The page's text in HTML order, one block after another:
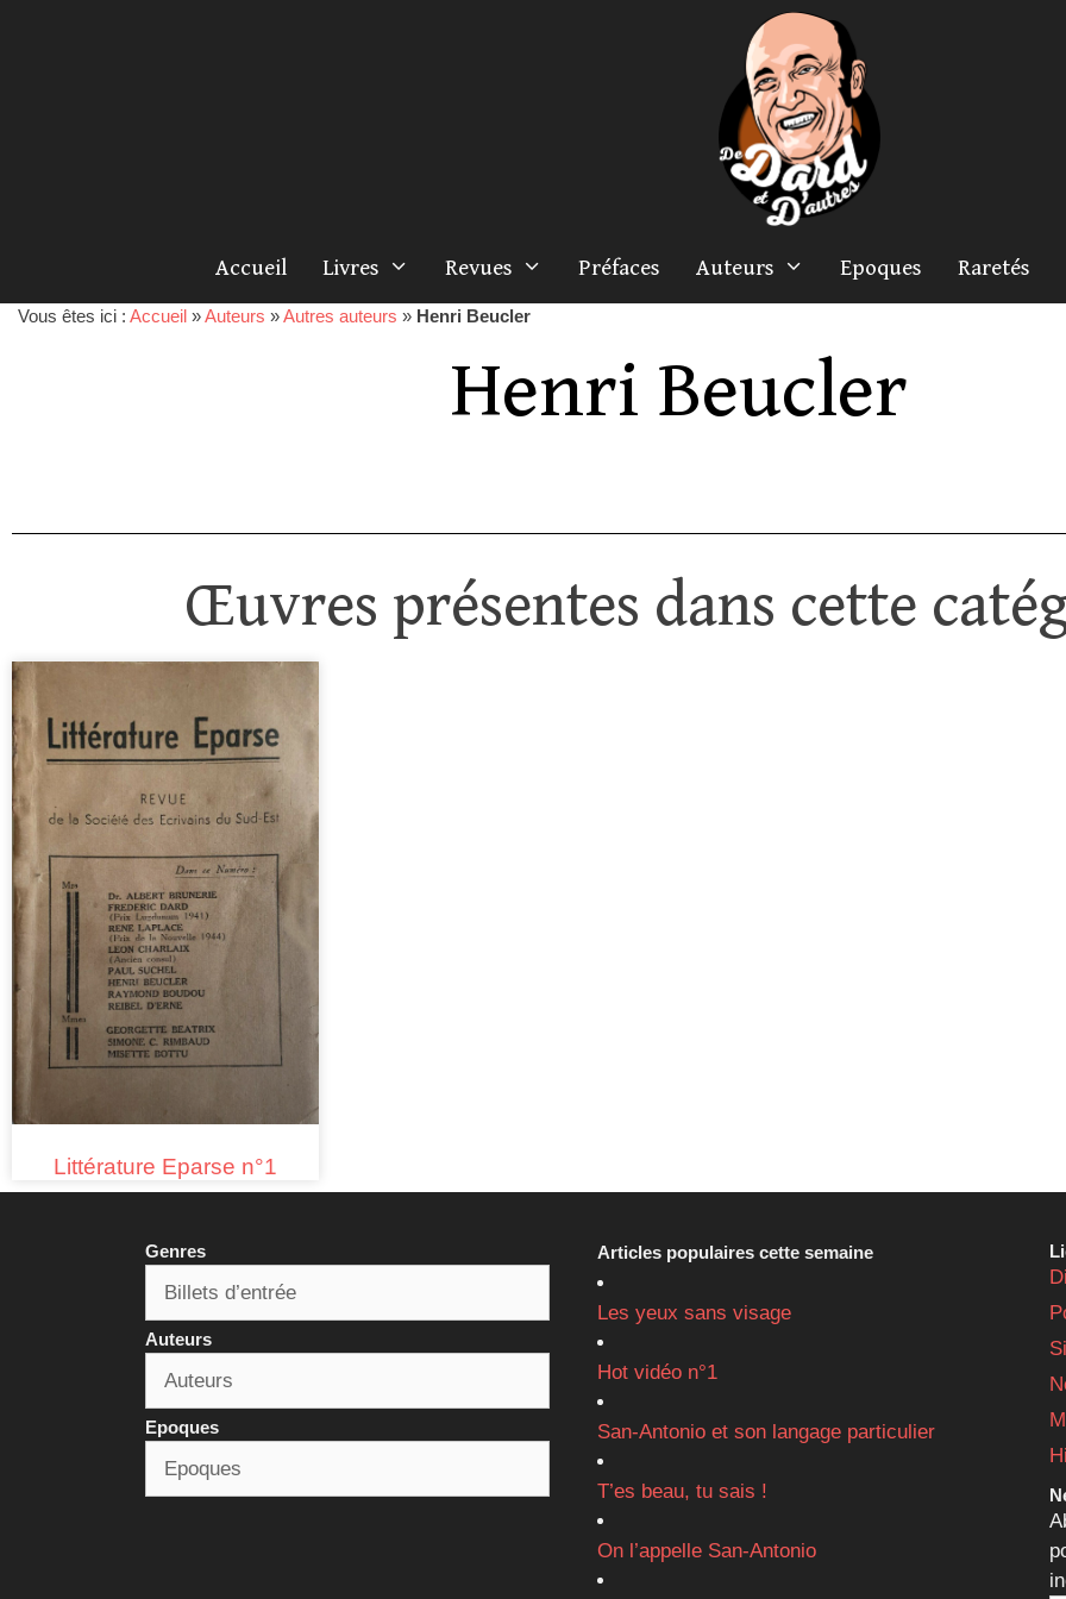
Accueil Livres Revues Préfaces Auteurs Epoques Raretés
Vous êtes ici : Accueil »Auteurs »Autres auteurs » Henri Beucler
Henri Beucler
Œuvres présentes dans cette
Littérature Eparse n°1
Genres
Auteurs
Epoques
Articles populaires cette semaine
Les yeux sans visage
Hot vidéo n°1
San-Antonio et son langage particulier
T’es beau, tu sais !
On l’appelle San-Antonio